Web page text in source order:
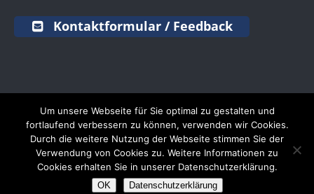
Kontaktformular / Feedback
SCHRAVEN Truck & Trailer Service | E-Mail:
info@schraven.de|SCANIA Assistance 24h:0261
887 8888
Um unsere Webseite für Sie optimal zu gestalten und
fortlaufend verbessern zu können, verwenden wir Cookies.
Durch die weitere Nutzung der Webseite stimmen Sie der
Verwendung von Cookies zu. Weitere Informationen zu
Cookies erhalten Sie in unserer Datenschutzerklärung.
OK Datenschutzerklärung